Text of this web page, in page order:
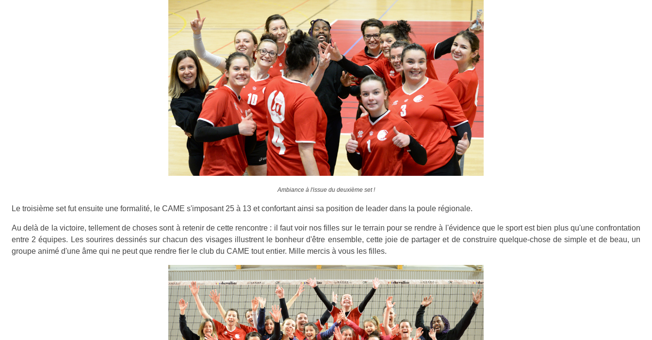
Ambiance à l'issue du deuxième set !
Le troisième set fut ensuite une formalité, le CAME s'imposant 25 à 13 et confortant ainsi sa position de leader dans la poule régionale.
Au delà de la victoire, tellement de choses sont à retenir de cette rencontre : il faut voir nos filles sur le terrain pour se rendre à l'évidence que le sport est bien plus qu'une confrontation
entre 2 équipes. Les sourires dessinés sur chacun des visages illustrent le bonheur d'être ensemble, cette joie de partager et de construire quelque-chose de simple et de beau, un
groupe animé d'une âme qui ne peut que rendre fier le club du CAME tout entier. Mille mercis à vous les filles.